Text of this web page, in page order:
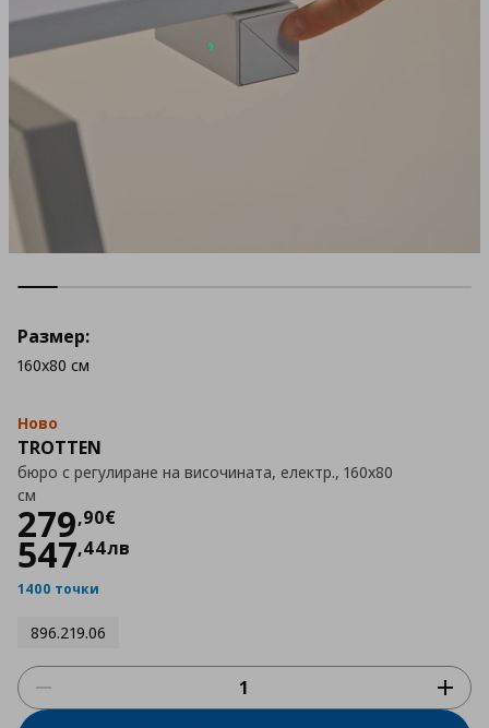
Ново
TROTTEN
бюро с регулиране на височината, електр., 160x80
см
279,90€
Цена
547,44лв
1400 точки
896.219.06
Размер:
160x80 см